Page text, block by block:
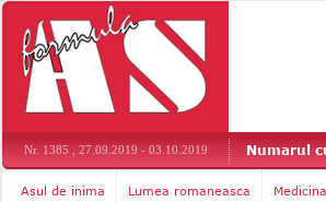
Nr. 1385 , 27.09.2019 - 03.10.2019 Numarul
Asul de inima Lumea romaneasca